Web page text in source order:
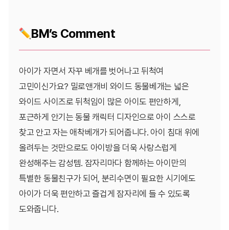
BM’s Comment
아이가 자면서 자꾸 베개를 벗어나고 뒤척여
고민이신가요? 밀로앤개비 와이드 동물베개는 넓은
와이드 사이즈로 뒤척임이 많은 아이도 편안하게,
포근하게 안기는 동물 캐릭터 디자인으로 아이 스스로
찾고 안고 자는 애착베개가 되어줍니다. 아이 침대 위에
올려두는 것만으로도 아이방을 더욱 사랑스럽게
완성해주는 감성템. 잠자리마다 함께하는 아이만의
특별한 동물친구가 되어, 분리수면이 필요한 시기에도
아이가 더욱 편안하고 즐겁게 잠자리에 들 수 있도록
도와줍니다.